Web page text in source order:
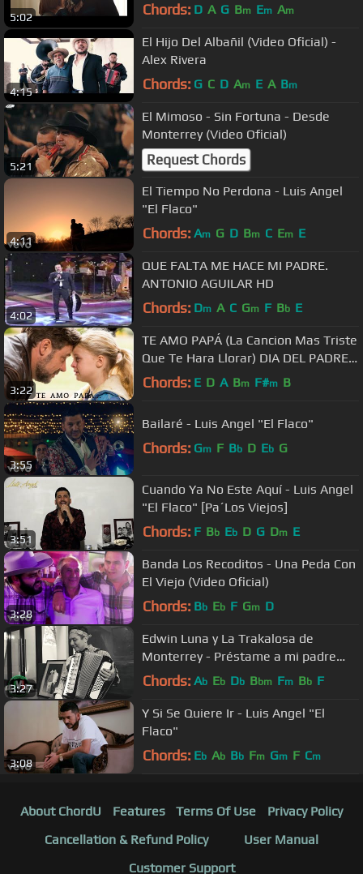
5:02 Chords: D A G Bm Em Am
4:15
El Hijo Del Albañil (Video Oficial) -
Alex Rivera
Chords: G C D Am E A Bm
5:21
El Mimoso - Sin Fortuna - Desde
Monterrey (Video Oficial)
Request Chords
4:11
El Tiempo No Perdona - Luis Angel
"El Flaco"
Chords: Am G D Bm C Em E
4:02
QUE FALTA ME HACE MI PADRE.
ANTONIO AGUILAR HD
Chords: Dm A C Gm F Bb E
3:22
TE AMO PAPÁ (La Cancion Mas Triste
Que Te Hara Llorar) DIA DEL PADRE -
Nathali Torres
Chords: E D A Bm F#m B
3:55
Bailaré - Luis Angel "El Flaco"
Chords: Gm F Bb D Eb G
3:51
Cuando Ya No Este Aquí - Luis Angel
"El Flaco" [Pa´Los Viejos]
Chords: F Bb Eb D G Dm E
3:28
Banda Los Recoditos - Una Peda Con
El Viejo (Video Oficial)
Chords: Bb Eb F Gm D
3:27
Edwin Luna y La Trakalosa de
Monterrey - Préstame a mi padre
(Video Oficial)
Chords: Ab Eb Db Bbm Fm Bb F
3:08
Y Si Se Quiere Ir - Luis Angel "El
Flaco"
Chords: Eb Ab Bb Fm Gm F Cm
About ChordU Features Terms Of Use
Privacy Policy
Cancellation & Refund Policy
User Manual
Customer Support